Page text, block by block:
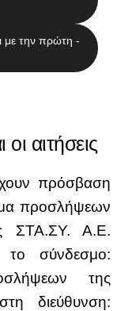
με την πρώτη -
αιτήσεις
πρόσβαση
προσλήψεων
ΣΤΑ.ΣΥ. Α.Ε.
το σύνδεσμο:
της
διεύθυνση: